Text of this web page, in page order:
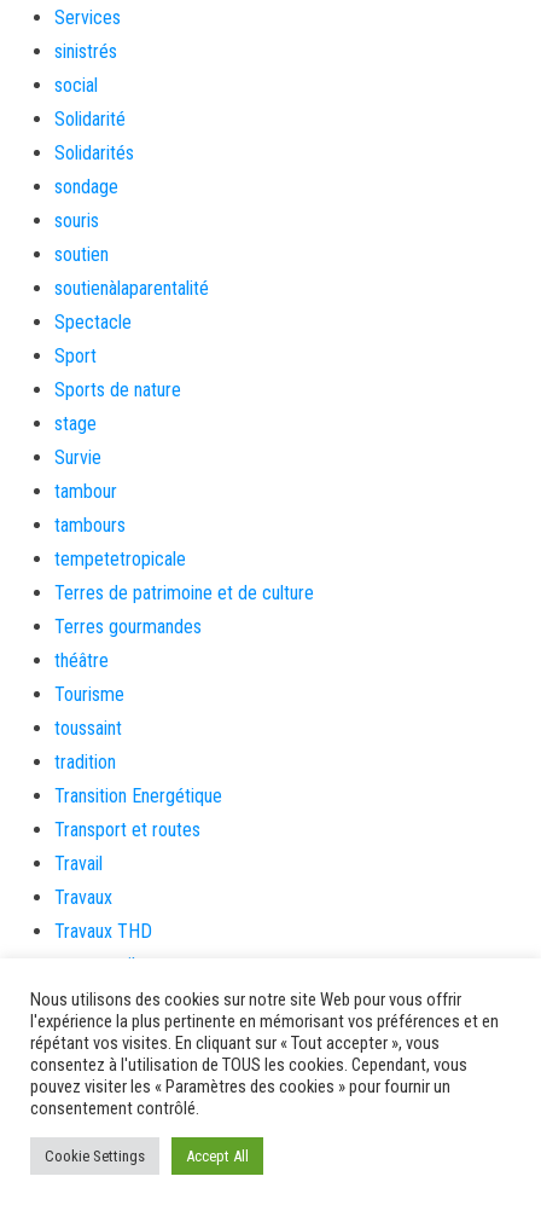
Services
sinistrés
social
Solidarité
Solidarités
sondage
souris
soutien
soutienàlaparentalité
Spectacle
Sport
Sports de nature
stage
Survie
tambour
tambours
tempetetropicale
Terres de patrimoine et de culture
Terres gourmandes
théâtre
Tourisme
toussaint
tradition
Transition Energétique
Transport et routes
Travail
Travaux
Travaux THD
travaux utiles
TSUNAMI
TZCLD
uncategorized
Venir en Martinique
Video
vidététladjéko
Nous utilisons des cookies sur notre site Web pour vous offrir
l'expérience la plus pertinente en mémorisant vos préférences et en
répétant vos visites. En cliquant sur « Tout accepter », vous
consentez à l'utilisation de TOUS les cookies. Cependant, vous
pouvez visiter les « Paramètres des cookies » pour fournir un
consentement contrôlé.
Cookie Settings Accept All